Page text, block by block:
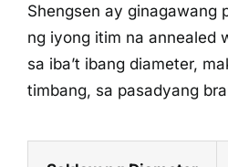
Shengsen ay ginagawang
ng iyong itim na annealed
sa iba’t ibang diameter,
timbang, sa pasadyang